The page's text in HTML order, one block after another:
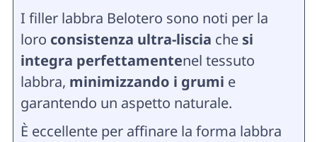
I filler labbra Belotero sono noti per la
loro consistenza ultra-liscia chesi
integra perfettamentenel tessuto
labbra, minimizzando i grumi e
garantendo un aspetto naturale.
È eccellente per affinare la forma labbra